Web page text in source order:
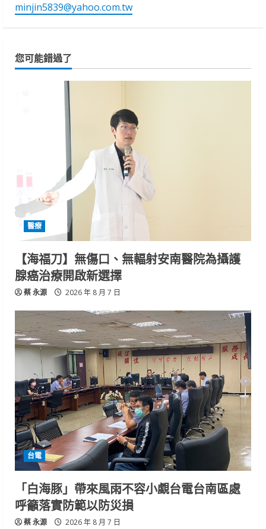
minjin5839@yahoo.com.tw
您可能錯過了
醫療
【海福刀】無傷口、無輻射安南醫院為攝護
腺癌治療開啟新選擇
蔡 永源 2026 年 8 月 7 日
台電
「白海豚」帶來風雨不容小覷台電台南區處
呼籲落實防範以防災損
蔡 永源 2026 年 8 月 7 日